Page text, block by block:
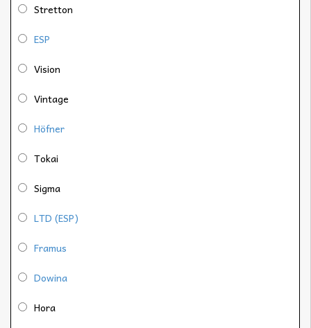
Stretton
ESP
Vision
Vintage
Höfner
Tokai
Sigma
LTD (ESP)
Framus
Dowina
Hora